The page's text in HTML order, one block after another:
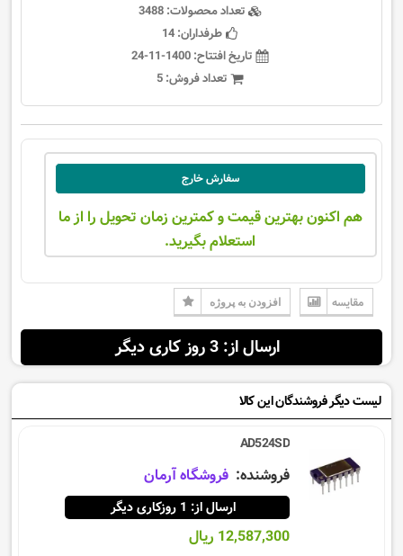
تعداد محصولات:3488
طرفداران:14
تاریخ افتتاح:1400-11-24
تعداد فروش:5
سفارش خارج
هم اکنون بهترین قیمت و کمترین زمان تحویل را از ما
استعلام بگیرید.
مقایسه افزودن به پروژه
ارسال از: 3 روز کاری دیگر
لیست دیگر فروشندگان این کالا
AD524SD
فروشنده: فروشگاه آرمان
ارسال از: 1 روزکاری دیگر
12,587,300 ریال